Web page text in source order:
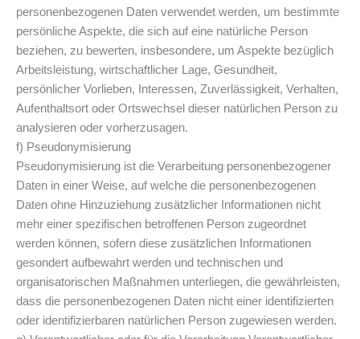
personenbezogenen Daten verwendet werden, um bestimmte
persönliche Aspekte, die sich auf eine natürliche Person
beziehen, zu bewerten, insbesondere, um Aspekte bezüglich
Arbeitsleistung, wirtschaftlicher Lage, Gesundheit,
persönlicher Vorlieben, Interessen, Zuverlässigkeit, Verhalten,
Aufenthaltsort oder Ortswechsel dieser natürlichen Person zu
analysieren oder vorherzusagen.
f) Pseudonymisierung
Pseudonymisierung ist die Verarbeitung personenbezogener
Daten in einer Weise, auf welche die personenbezogenen
Daten ohne Hinzuziehung zusätzlicher Informationen nicht
mehr einer spezifischen betroffenen Person zugeordnet
werden können, sofern diese zusätzlichen Informationen
gesondert aufbewahrt werden und technischen und
organisatorischen Maßnahmen unterliegen, die gewährleisten,
dass die personenbezogenen Daten nicht einer identifizierten
oder identifizierbaren natürlichen Person zugewiesen werden.